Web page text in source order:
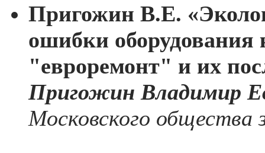
Пригожин В.Е.
ошибки оборудования
"евроремонт" и их
Пригожин Владимир
Московского